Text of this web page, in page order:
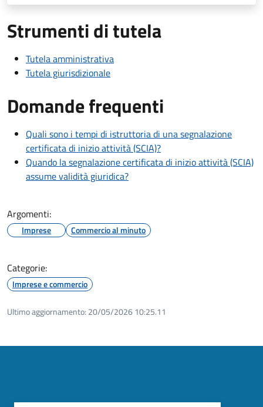
Strumenti di tutela
Tutela amministrativa
Tutela giurisdizionale
Domande frequenti
Quali sono i tempi di istruttoria di una segnalazione
certificata di inizio attività (SCIA)?
Quando la segnalazione certificata di inizio attività (SCIA)
assume validità giuridica?
Argomenti:
Imprese Commercio al minuto
Categorie:
Imprese e commercio
Ultimo aggiornamento: 20/05/2026 10:25.11